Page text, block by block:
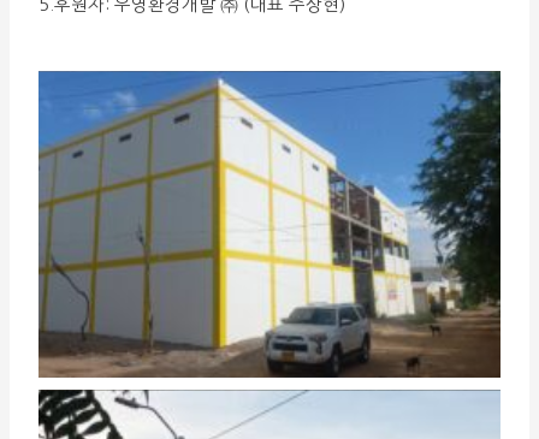
5.후원자: 우영환경개발 ㈜ (대표 주상현)